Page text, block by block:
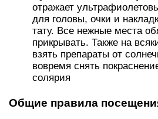
отражает
для головы, очки и
тату. Все нежные места
прикрывать. Также на
взять препараты от
вовремя снять
солярия
Общие правила